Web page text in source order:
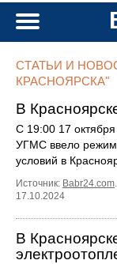
СТАТЬИ И
КРАСНОЯРСКА"
В
С 19:00 17
УГМС ввело режим
условий в
Источник: Babr24.com.
17.10.2024
В